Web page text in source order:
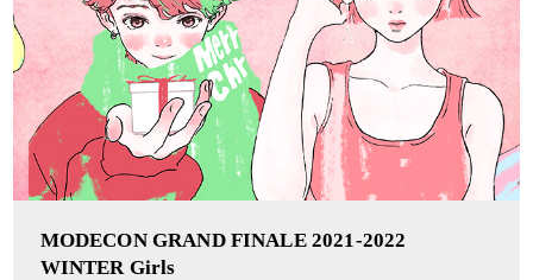
MODECON GRAND FINALE 2021-2022
WINTER Girls